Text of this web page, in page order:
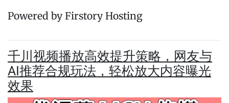
Powered by Firstory Hosting
千川视频播放高效提升策略，网友与
AI推荐合规玩法，轻松放大内容曝光
效果